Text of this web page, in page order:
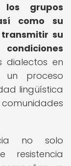
los grupos
como su
su
dialectos en
un proceso
lingüística
no solo
resistencia